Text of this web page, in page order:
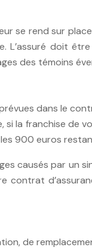
se rend sur
doit
des témoins
dans le
si la franchise
900 euros
causés par un
de